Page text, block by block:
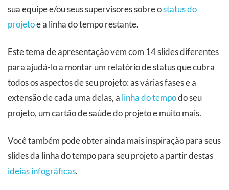
sua equipe e/ou seus supervisores sobre ostatus do
projetoe a linha do tempo restante.
Este tema de apresentação vem com 14 slides diferentes
para ajudá-lo a montar um relatório de status que cubra
todos os aspectos de seu projeto: as várias fases e a
extensão de cada uma delas, a linha do tempodo seu
projeto, um cartão de saúde do projeto e muito mais.
Você também pode obter ainda mais inspiração para seus
slides da linha do tempo para seu projeto a partir destas
ideias infográficas.